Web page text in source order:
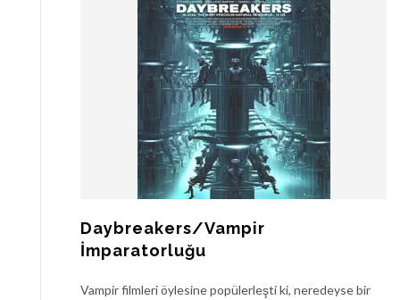
Daybreakers/Vampir
İmparatorluğu
Vampir filmleri öylesine popülerleşti ki, neredeyse bir